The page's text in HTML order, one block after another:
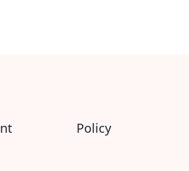
Мої замовлення
Що б ще почитати?
Policy